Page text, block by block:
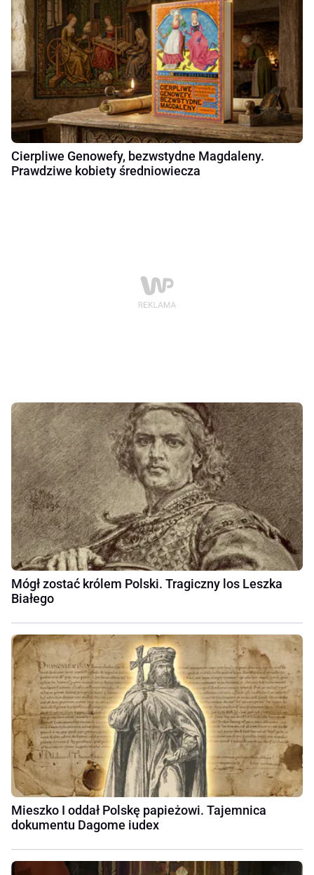
Cierpliwe Genowefy, bezwstydne Magdaleny.
Prawdziwe kobiety średniowiecza
Mógł zostać królem Polski. Tragiczny los Leszka
Białego
Mieszko I oddał Polskę papieżowi. Tajemnica
dokumentu Dagome iudex